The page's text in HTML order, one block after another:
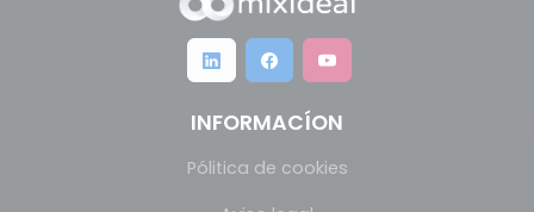
INFORMACÍON
Pólitica de cookies